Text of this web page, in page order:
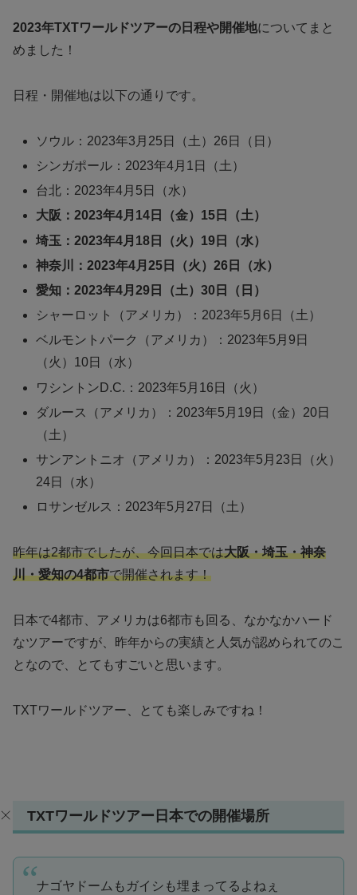
2023年TXTワールドツアーの日程や開催地についてまと
めました！
日程・開催地は以下の通りです。
ソウル：2023年3月25日（土）26日（日）
シンガポール：2023年4月1日（土）
台北：2023年4月5日（水）
大阪：2023年4月14日（金）15日（土）
埼玉：2023年4月18日（火）19日（水）
神奈川：2023年4月25日（火）26日（水）
愛知：2023年4月29日（土）30日（日）
シャーロット（アメリカ）：2023年5月6日（土）
ベルモントパーク（アメリカ）：2023年5月9日
（火）10日（水）
ワシントンD.C.：2023年5月16日（火）
ダルース（アメリカ）：2023年5月19日（金）20日
（土）
サンアントニオ（アメリカ）：2023年5月23日（火）
24日（水）
ロサンゼルス：2023年5月27日（土）
昨年は2都市でしたが、今回日本では大阪・埼玉・神奈
川・愛知の4都市で開催されます！
日本で4都市、アメリカは6都市も回る、なかなかハード
なツアーですが、昨年からの実績と人気が認められてのこ
となので、とてもすごいと思います。
TXTワールドツアー、とても楽しみですね！
TXTワールドツアー日本での開催場所
ナゴヤドームもガイシも埋まってるよねぇ